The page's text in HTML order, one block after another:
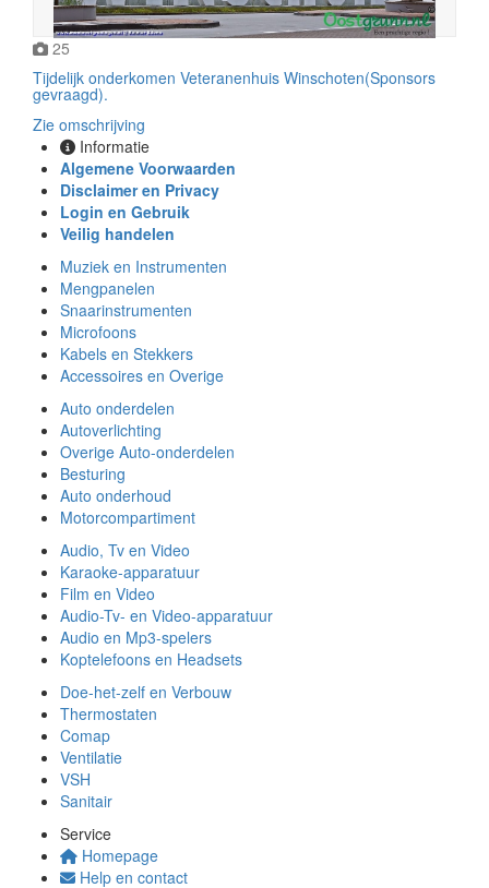
25
Tijdelijk onderkomen Veteranenhuis Winschoten(Sponsors
gevraagd).
Zie omschrijving
Informatie
Algemene Voorwaarden
Disclaimer en Privacy
Login en Gebruik
Veilig handelen
Muziek en Instrumenten
Mengpanelen
Snaarinstrumenten
Microfoons
Kabels en Stekkers
Accessoires en Overige
Auto onderdelen
Autoverlichting
Overige Auto-onderdelen
Besturing
Auto onderhoud
Motorcompartiment
Audio, Tv en Video
Karaoke-apparatuur
Film en Video
Audio-Tv- en Video-apparatuur
Audio en Mp3-spelers
Koptelefoons en Headsets
Doe-het-zelf en Verbouw
Thermostaten
Comap
Ventilatie
VSH
Sanitair
Service
Homepage
Help en contact